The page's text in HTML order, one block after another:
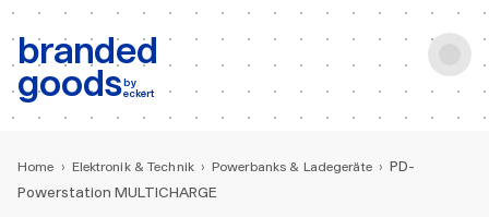
branded
goodsby
eckert
b: Produktsuche
Home › Elektronik & Technik › Powerbanks & Ladegeräte › PD-
Powerstation MULTICHARGE